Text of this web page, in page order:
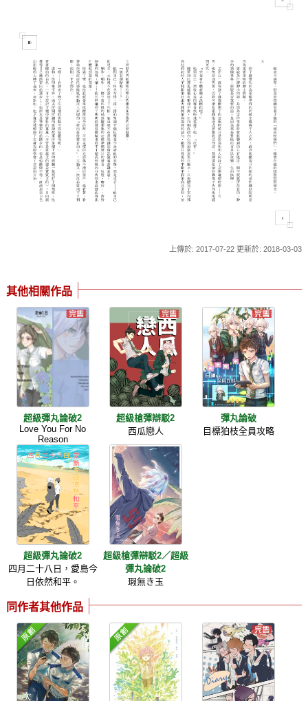
上傳於: 2017-07-22 更新於: 2018-03-03
其他相關作品
超級彈丸論破2
Love You For No
Reason
超級槍彈辯駁2
西瓜戀人
彈丸論破
目標狛枝全員攻略
超級彈丸論破2
四月二十八日，愛島今
日依然和平。
超級槍彈辯駁2／超級
彈丸論破2
瑕無き玉
同作者其他作品